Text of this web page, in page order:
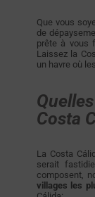
Que vous
de
prête à vous
Laissez la
un havre où
Costa
La Costa
serait
composent,
villages les